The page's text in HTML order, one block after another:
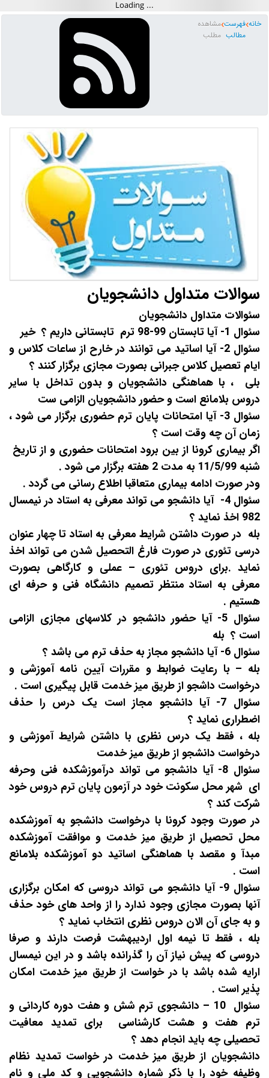
خانه فهرست
مطالب
مشاهده
مطلب
سوالات متداول دانشجویان
سئوالات متداول دانشجویان
سئوال 1- آیا تابستان 99-98 ترم تابستانی داریم ؟
خیر
سئوال 2- آیا اساتید می توانند در خارح از ساعات کلاس و
ایام تعصیل کلاس جبرانی بصورت مجازی برگزار کنند ؟
بلی ، با هماهنگی دانشجویان و بدون تداخل با سایر
دروس بلامانع است و حضور دانشجویان الزامی ست
سئوال 3- آیا امتحانات پایان ترم حضوری برگزار می شود ،
زمان آن چه وقت است ؟
اگر بیماری کرونا از بین برود امتحانات حضوری و از تاریخ
شنبه 11/5/99 به مدت 2 هفته برگزار می شود .
ودر صورت ادامه بیماری متعاقبا اطلاع رسانی می گردد .
سئوال 4- آیا دانشجو می تواند معرفی به استاد در نیمسال
982 اخذ نماید ؟
بله در صورت داشتن شرایط معرفی به استاد تا چهار عنوان
درسی تئوری در صورت فارغ التحصیل شدن می تواند اخذ
نماید .برای دروس تئوری – عملی و کارگاهی بصورت
معرفی به استاد منتظر تصمیم دانشگاه فنی و حرفه ای
هستیم .
سئوال 5- آیا حضور دانشجو در کلاسهای مجازی الزامی
است ؟ بله
سئوال 6- آیا دانشجو مجاز به حذف ترم می باشد ؟
بله – با رعایت ضوابط و مقررات آیین نامه آموزشی و
درخواست داشجو از طریق میز خدمت قابل پیگیری است .
سئوال 7- آیا دانشجو مجاز است یک درس را حذف
اضطراری نماید ؟
بله ، فقط یک درس نظری با داشتن شرایط آموزشی و
درخواست دانشجو از طریق میز خدمت
سئوال 8- آیا دانشجو می تواند درآموزشکده فنی وحرفه
ای شهر محل سکونت خود در آزمون پایان ترم دروس خود
شرکت کند ؟
در صورت وجود کرونا با درخواست دانشجو به آموزشکده
محل تحصیل از طریق میز خدمت و موافقت آموزشکده
مبدآ و مقصد با هماهنگی اساتید دو آموزشکده بلامانع
است .
سئوال 9- آیا دانشجو می تواند دروسی که امکان برگزاری
آنها بصورت مجازی وجود ندارد را از واحد های خود حذف
و به جای آن الان دروس نظری انتخاب نماید ؟
بله ، فقط تا نیمه اول اردیبهشت فرصت دارند و صرفا
دروسی که پیش نیاز آن را گذرانده باشد و در این نیمسال
ارایه شده باشد با در خواست از طریق میز خدمت امکان
پذیر است .
سئوال 10
– دانشجوی ترم شش و هفت دوره کاردانی و
ترم هفت و هشت کارشناسی برای تمدید معافیت
تحصیلی چه باید انجام دهد ؟
دانشجویان از طریق میز خدمت در خواست تمدید نظام
وظیفه خود را با ذکر شماره دانشجویی و کد ملی و نام